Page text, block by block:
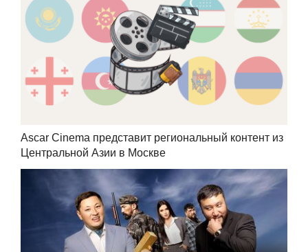
Ascar Cinema представит региональный контент из
Центральной Азии в Москве